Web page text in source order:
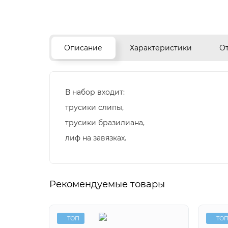
Описание Характеристики
В набор входит:
трусики слипы,
трусики бразилиана,
лиф на завязках.
Рекомендуемые товары
ТОП ТОП